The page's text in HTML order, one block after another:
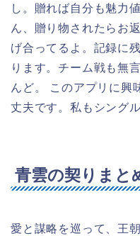
し。贈れば自分も魅力
ん、贈り物されたらお
げ合ってるよ。記録に
ります。チーム戦も無
んど。 このアプリに興
丈夫です。私もシング
青雲の契りまと
愛と謀略を巡って、王